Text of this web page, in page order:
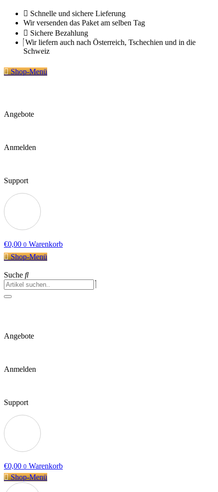
Zum
Inhalt
springen
Schnelle und sichere Lieferung
Wir versenden das Paket am selben Tag
Sichere Bezahlung
Wir liefern auch nach Österreich, Tschechien und in die
Schweiz
Shop-Menü
Angebote
Anmelden
Support
€0,00 0 Warenkorb
Shop-Menü
Suche
Angebote
Anmelden
Support
€0,00 0 Warenkorb
Shop-Menü